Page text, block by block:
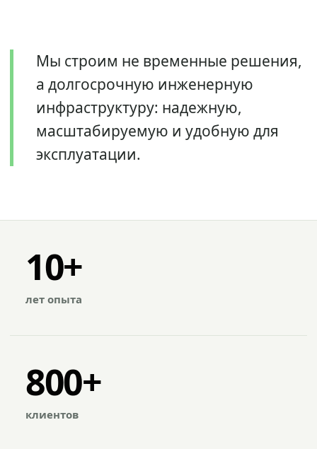
Мы строим не временные решения,
а долгосрочную инженерную
инфраструктуру: надежную,
масштабируемую и удобную для
эксплуатации.
10+
лет опыта
800+
клиентов